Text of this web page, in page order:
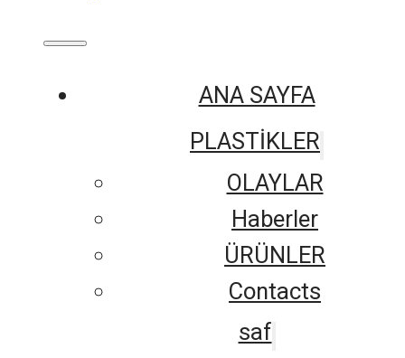
ANA SAYFA
PLASTİKLER
OLAYLAR
Haberler
ÜRÜNLER
Contacts
saf